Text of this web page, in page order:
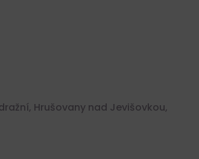
Hrušovany nad Jevišovkou,